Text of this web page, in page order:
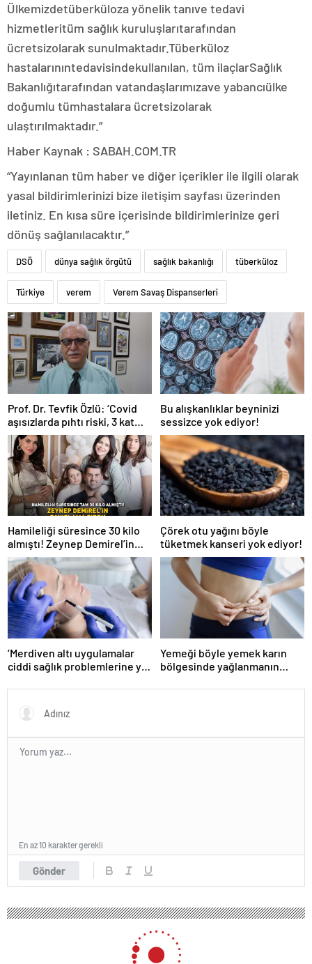
Ülkemizdetüberküloza yönelik tanıve tedavi
hizmetleritüm sağlık kuruluşlarıtarafından
ücretsizolarak sunulmaktadır.Tüberküloz
hastalarınıntedavisindekullanılan, tüm ilaçlarSağlık
Bakanlığıtarafından vatandaşlarımızave yabancıülke
doğumlu tümhastalara ücretsizolarak
ulaştırılmaktadır.”
Haber Kaynak : SABAH.COM.TR
“Yayınlanan tüm haber ve diğer içerikler ile ilgili olarak
yasal bildirimlerinizi bize iletişim sayfası üzerinden
iletiniz. En kısa süre içerisinde bildirimlerinize geri
dönüş sağlanılacaktır.”
DSÖ dünya sağlık örgütü sağlık bakanlığı tüberküloz
Türkiye verem Verem Savaş Dispanserleri
Prof. Dr. Tevfik Özlü: ‘Covid
aşısızlarda pıhtı riski, 3 kat
daha fazla’
Bu alışkanlıklar beyninizi
sessizce yok ediyor!
Hamileliği süresince 30 kilo
almıştı! Zeynep Demirel’in
zayıflama sırrı! MUCİZEVİ
ETKİ!
Çörek otu yağını böyle
tüketmek kanseri yok ediyor!
‘Merdiven altı uygulamalar
ciddi sağlık problemlerine yol
Yemeği böyle yemek karın
bölgesinde yağlanmanın
Gönder
En az 10 karakter gerekli